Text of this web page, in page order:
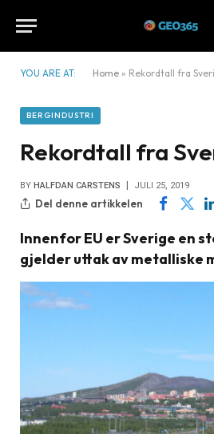
YOU ARE AT: Home » Rekordtall fra
BERGINDUSTRI
Rekordtall fra
BY HALFDAN CARSTENS JULI 25, 2019
Del denne artikkelen
Innenfor EU er Sverige en
gjelder uttak av metalliske